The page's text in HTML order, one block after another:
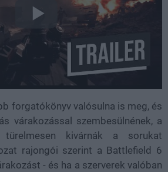
forgatókönyv valósulna is meg, és
várakozással szembesülnének, a
kivárnák a sorukat
rajongói szerint a Battlefield 6
- és ha a szerverek valóban